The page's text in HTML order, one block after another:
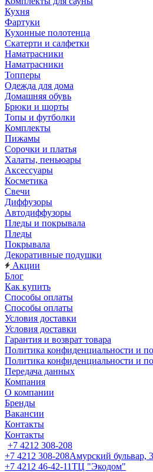
Кухня
Фартуки
Кухонные полотенца
Скатерти и салфетки
Наматрасники
Наматрасники
Топперы
Одежда для дома
Домашняя обувь
Брюки и шорты
Топы и футболки
Комплекты
Пижамы
Сорочки и платья
Халаты, пеньюары
Аксессуары
Косметика
Свечи
Диффузоры
Автодиффузоры
Пледы и покрывала
Пледы
Покрывала
Декоративные подушки
Акции
Блог
Как купить
Способы оплаты
Способы оплаты
Условия доставки
Условия доставки
Гарантия и возврат товара
Политика конфиденциальности и
Политика конфиденциальности и
Передача данных
Компания
О компании
Бренды
Вакансии
Контакты
Контакты
+7 4212 308-208
+7 4212 308-208Амурский бульвар,
+7 4212 46-42-11ТЦ "Экодом"